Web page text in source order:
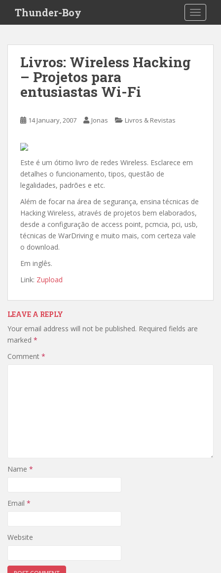
i
Thunder-Boy
Livros: Wireless Hacking
– Projetos para
entusiastas Wi-Fi
14 January, 2007 Jonas Livros & Revistas
Este é um ótimo livro de redes Wireless. Esclarece em
detalhes o funcionamento, tipos, questão de
legalidades, padrões e etc.
Além de focar na área de segurança, ensina técnicas de
Hacking Wireless, através de projetos bem elaborados,
desde a configuração de access point, pcmcia, pci, usb,
técnicas de WarDriving e muito mais, com certeza vale
o download.
Em inglês.
Link: Zupload
LEAVE A REPLY
Your email address will not be published. Required fields are
marked *
Comment *
Name *
Email *
Website